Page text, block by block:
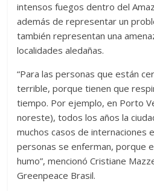
intensos fuegos dentro del
además de representar un
también representan una
localidades aledañas.
“Para las personas que están
terrible, porque tienen que
tiempo. Por ejemplo, en Porto
noreste), todos los años la
muchos casos de internaciones
personas se enferman, porque
humo”, mencionó Cristiane
Greenpeace Brasil.